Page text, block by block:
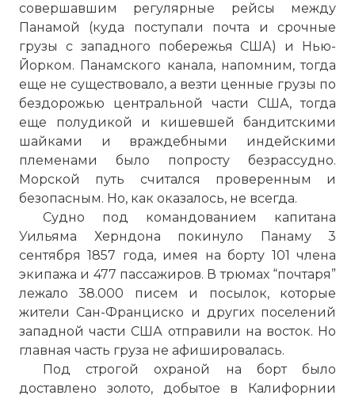
совершавшим регулярные рейсы между
Панамой (куда поступали почта и срочные
грузы с западного побережья США) и Нью-
Йорком. Панамского канала, напомним, тогда
еще не существовало, а везти ценные грузы по
бездорожью центральной части США, тогда
еще полудикой и кишевшей бандитскими
шайками и враждебными индейскими
племенами было попросту безрассудно.
Морской путь считался проверенным и
безопасным. Но, как оказалось, не всегда.
Судно под командованием капитана
Уильяма Херндона покинуло Панаму 3
сентября 1857 года, имея на борту 101 члена
экипажа и 477 пассажиров. В трюмах “почтаря”
лежало 38.000 писем и посылок, которые
жители Сан-Франциско и других поселений
западной части США отправили на восток. Но
главная часть груза не афишировалась.
Под строгой охраной на борт было
доставлено золото, добытое в Калифорнии